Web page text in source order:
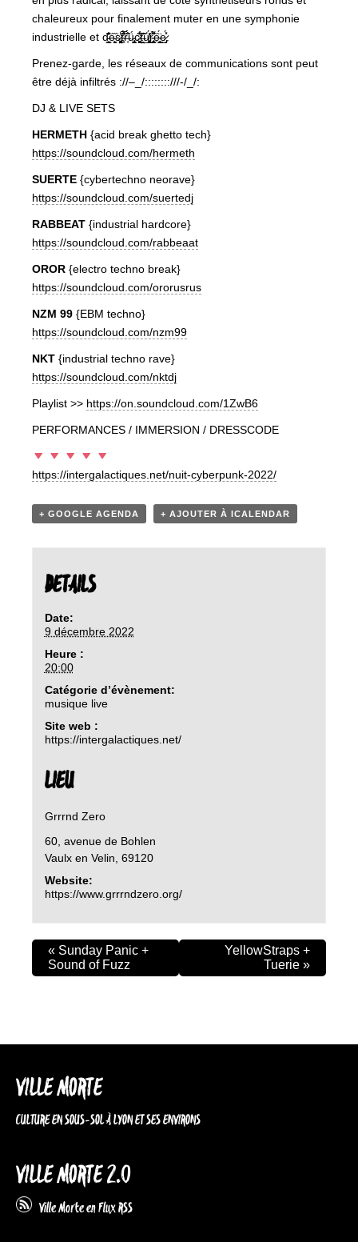
chaleureux pour finalement muter en une symphonie
industrielle et d̵̹͇̬͉͊̐̏̓é̵̫͍̖̙̋ṡ̷̢̬̘̤̬͚͕̔͝t̴̥̏̅́͒̔r̶͔̈̈́̈́̌͗ǘ̵̡̘͖̺̮ć̷͓͚̫͙̘͎̭̔̊̂̂͝t̶͉̤̲̋̋͊ú̸̢͉͚͕̲̭̒́̕͜r̴̢̳̥̱̗̱͓̉͊̋͌͂é̴͔̺̬̩͔̘̈́͜e̷̡̞̣̽́ͅ.
Prenez-garde, les réseaux de communications sont peut
être déjà infiltrés ://–_/::::::::///-/_/:
DJ & LIVE SETS
HERMETH {acid break ghetto tech}
https://soundcloud.com/hermeth
SUERTE {cybertechno neorave}
https://soundcloud.com/suertedj
RABBEAT {industrial hardcore}
https://soundcloud.com/rabbeaat
OROR {electro techno break}
https://soundcloud.com/ororusrus
NZM 99 {EBM techno}
https://soundcloud.com/nzm99
NKT {industrial techno rave}
https://soundcloud.com/nktdj
Playlist >> https://on.soundcloud.com/1ZwB6
PERFORMANCES / IMMERSION / DRESSCODE
https://intergalactiques.net/nuit-cyberpunk-2022/
+ GOOGLE AGENDA + AJOUTER À ICALENDAR
DETAILS
Date:
9 décembre 2022
Heure :
20:00
Catégorie d’évènement:
musique live
Site web :
https://intergalactiques.net/
LIEU
Grrrnd Zero
60, avenue de Bohlen
Vaulx en Velin 69120
Website:
https://www.grrrndzero.org/
« Sunday Panic +
Sound of Fuzz
YellowStraps +
Tuerie »
VILLE MORTE
CULTURE EN SOUS-SOL À LYON ET SES ENVIRONS
VILLE MORTE 2.0
Ville Morte en Flux RSS